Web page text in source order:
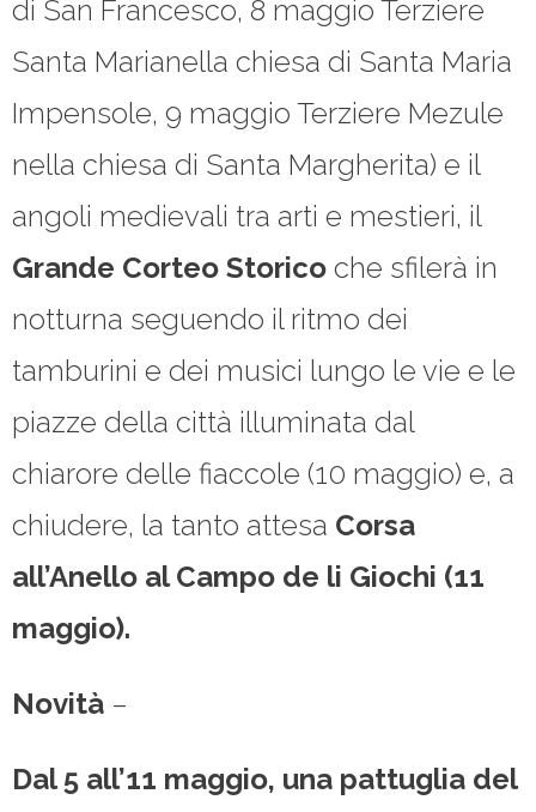
di San Francesco, 8 maggio Terziere
Santa Marianella chiesa di Santa Maria
Impensole, 9 maggio Terziere Mezule
nella chiesa di Santa Margherita) e il
angoli medievali tra arti e mestieri, il
Grande Corteo Storico che sfilerà in
notturna seguendo il ritmo dei
tamburini e dei musici lungo le vie e le
piazze della città illuminata dal
chiarore delle fiaccole (10 maggio) e, a
chiudere, la tanto attesa Corsa
all’Anello al Campo de li Giochi (11
maggio).
Novità –
Dal 5 all’11 maggio, una pattuglia del